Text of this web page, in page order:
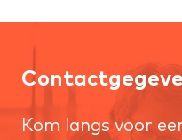
Kom langs voor